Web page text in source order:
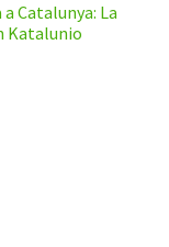
Catalunya: La
Katalunio